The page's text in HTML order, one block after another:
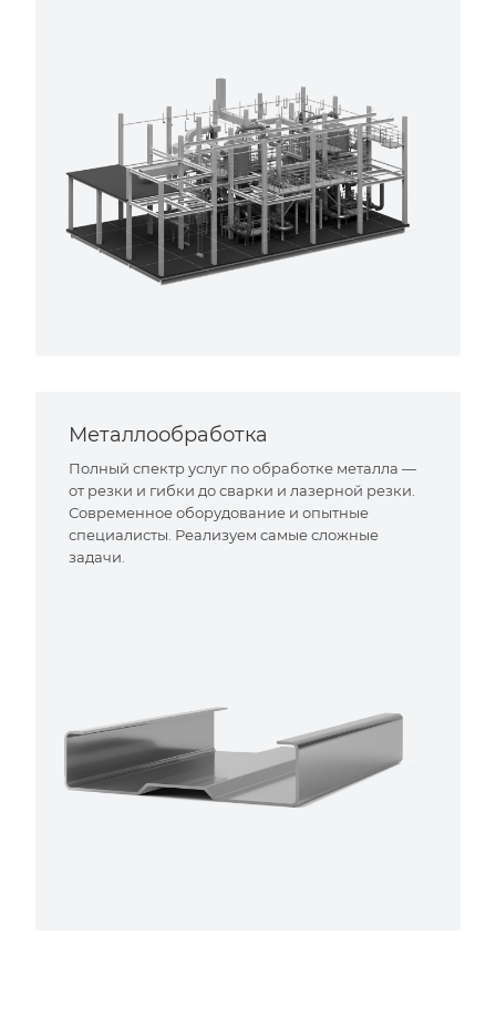
Металлообработка
Полный спектр услуг по обработке металла —
от резки и гибки до сварки и лазерной резки.
Современное оборудование и опытные
специалисты. Реализуем самые сложные
задачи.